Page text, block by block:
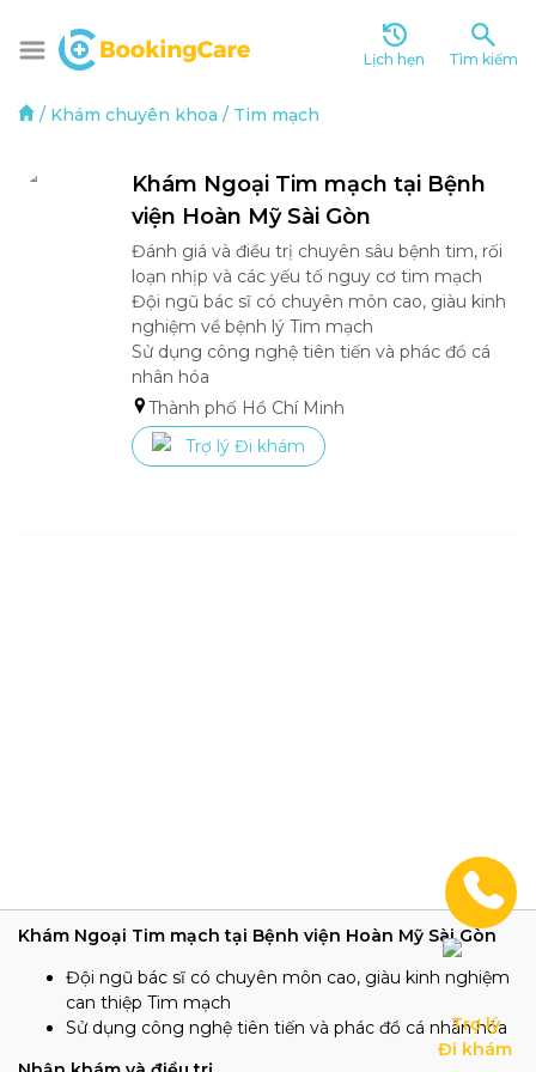
Lịch hẹn Tìm kiếm
/ Khám chuyên khoa / Tim mạch
Khám Ngoại Tim mạch tại Bệnh
viện Hoàn Mỹ Sài Gòn
Đánh giá và điều trị chuyên sâu bệnh tim, rối
loạn nhịp và các yếu tố nguy cơ tim mạch
Đội ngũ bác sĩ có chuyên môn cao, giàu kinh
nghiệm về bệnh lý Tim mạch
Sử dụng công nghệ tiên tiến và phác đồ cá
nhân hóa
Thành phố Hồ Chí Minh
Trợ lý Đi khám
Khám Ngoại Tim mạch tại Bệnh viện Hoàn Mỹ Sài Gòn
Đội ngũ bác sĩ có chuyên môn cao, giàu kinh nghiệm
can thiệp Tim mạch
Sử dụng công nghệ tiên tiến và phác đồ cá nhân hóa
Trợ lý
Đi khám